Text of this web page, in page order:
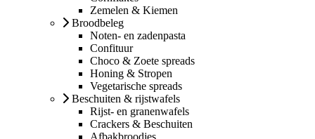
Zemelen & Kiemen
Broodbeleg
Noten- en zadenpasta
Confituur
Choco & Zoete spreads
Honing & Stropen
Vegetarische spreads
Beschuiten & rijstwafels
Rijst- en granenwafels
Crackers & Beschuiten
Afbakbroodjes